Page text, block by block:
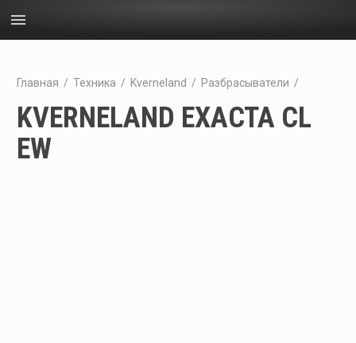
menu
Главная / Техника / Kverneland / Разбрасыватели /
KVERNELAND EXACTA CL
EW